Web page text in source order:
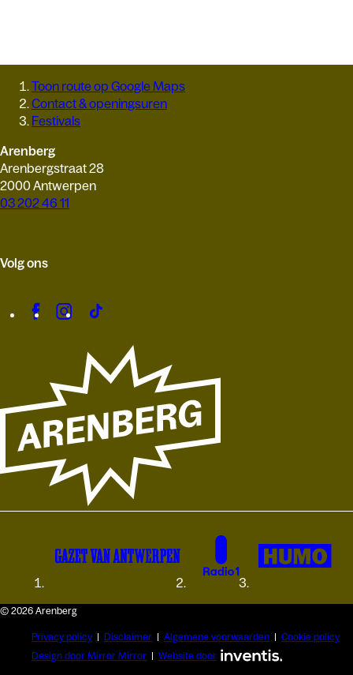
Toon route op Google Maps
Contact & openingsuren
Festivals
Arenberg
Arenbergstraat 28
2000 Antwerpen
03 202 46 11
Volg ons
© 2026 Arenberg
Privacy policy Disclaimer Algemene voorwaarden
Cookie policy
Design door Mirror Mirror
Website door